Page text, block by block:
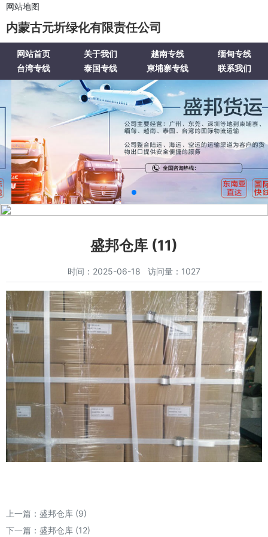
网站地图
内蒙古元圻绿化有限责任公司
网站首页 关于我们 越南专线
缅甸专线
台湾专线
泰国专线 柬埔寨专线 联系我们
盛邦仓库 (11)
时间：2025-06-18 访问量：1027
上一篇： 盛邦仓库 (9)
下一篇： 盛邦仓库 (12)